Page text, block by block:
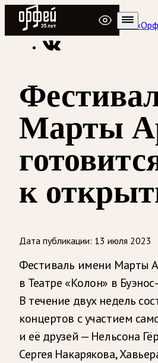
Радио Орфей
Радио классической музыки
Марты
к
Дата публикации: 13 июля 2023
Фестиваль имени Марты
в Театре «Колон» в
В течение двух недель
концертов с участием
и её друзей — Нельсона
Сергея Накарякова,